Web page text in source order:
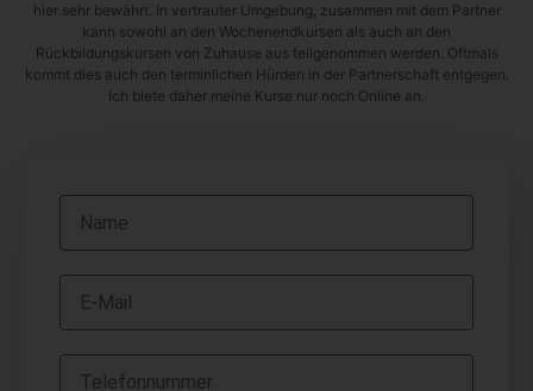
hier sehr bewährt. In vertrauter Umgebung, zusammen mit dem Partner
kann sowohl an den Wochenendkursen als auch an den
Rückbildungskursen von Zuhause aus teilgenommen werden. Oftmals
kommt dies auch den terminlichen Hürden in der Partnerschaft entgegen.
Ich biete daher meine Kurse nur noch Online an.